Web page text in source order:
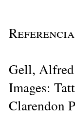
Gell,
Images:
Clarendon